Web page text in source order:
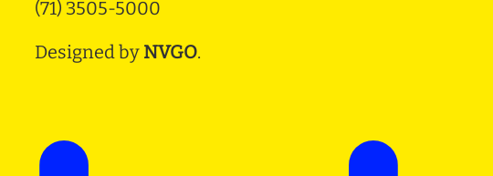
(71) 3505-5000
Designed by NVGO.